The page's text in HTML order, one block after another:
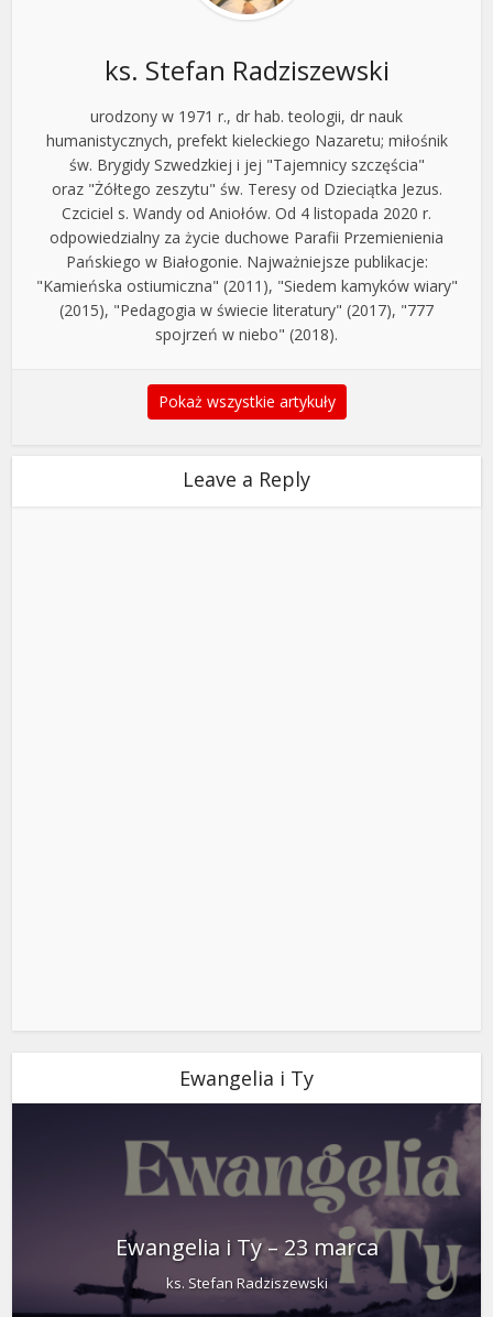
ks. Stefan Radziszewski
urodzony w 1971 r., dr hab. teologii, dr nauk
humanistycznych, prefekt kieleckiego Nazaretu; miłośnik
św. Brygidy Szwedzkiej i jej "Tajemnicy szczęścia"
oraz "Żółtego zeszytu" św. Teresy od Dzieciątka Jezus.
Czciciel s. Wandy od Aniołów. Od 4 listopada 2020 r.
odpowiedzialny za życie duchowe Parafii Przemienienia
Pańskiego w Białogonie. Najważniejsze publikacje:
"Kamieńska ostiumiczna" (2011), "Siedem kamyków wiary"
(2015), "Pedagogia w świecie literatury" (2017), "777
spojrzeń w niebo" (2018).
Pokaż wszystkie artykuły
Leave a Reply
Ewangelia i Ty
Ewangelia i Ty – 23 marca
ks. Stefan Radziszewski